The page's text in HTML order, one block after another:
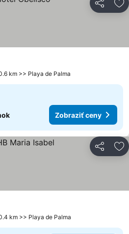
Zdieľať
km >> Playa de Palma
Zobraziť ceny
Zdieľať
km >> Playa de Palma